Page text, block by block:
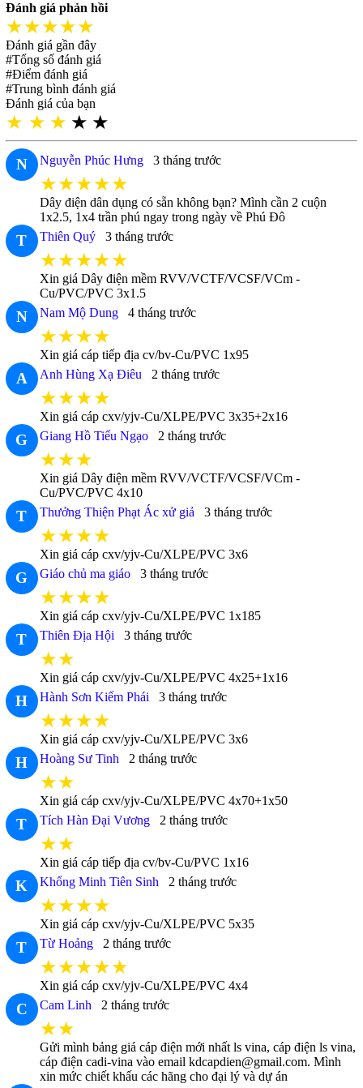
Đánh giá phản hồi
★★★★★
Đánh giá gần đây
#Tổng số đánh giá
#Điểm đánh giá
#Trung bình đánh giá
Đánh giá của bạn
★ ★ ★ ★ ★
N Nguyễn Phúc Hưng 3 tháng trước
★★★★★
Dây điện dân dụng có sẵn không bạn? Mình cần 2 cuộn
1x2.5, 1x4 trần phú ngay trong ngày về Phú Đô
T Thiên Quý 3 tháng trước
★★★★★
Xin giá Dây điện mềm RVV/VCTF/VCSF/VCm -
Cu/PVC/PVC 3x1.5
N Nam Mộ Dung 4 tháng trước
★★★★
Xin giá cáp tiếp địa cv/bv-Cu/PVC 1x95
A Anh Hùng Xạ Điêu 2 tháng trước
★★★★
Xin giá cáp cxv/yjv-Cu/XLPE/PVC 3x35+2x16
G Giang Hồ Tiếu Ngạo 2 tháng trước
★★★
Xin giá Dây điện mềm RVV/VCTF/VCSF/VCm -
Cu/PVC/PVC 4x10
T Thưởng Thiện Phạt Ác xử giả 3 tháng trước
★★★★
Xin giá cáp cxv/yjv-Cu/XLPE/PVC 3x6
G Giáo chủ ma giáo 3 tháng trước
★★★★
Xin giá cáp cxv/yjv-Cu/XLPE/PVC 1x185
T Thiên Địa Hội 3 tháng trước
★★
Xin giá cáp cxv/yjv-Cu/XLPE/PVC 4x25+1x16
H Hành Sơn Kiếm Phái 3 tháng trước
★★★★
Xin giá cáp cxv/yjv-Cu/XLPE/PVC 3x6
H Hoàng Sư Tinh 2 tháng trước
★★
Xin giá cáp cxv/yjv-Cu/XLPE/PVC 4x70+1x50
T Tích Hàn Đại Vương 2 tháng trước
★★
Xin giá cáp tiếp địa cv/bv-Cu/PVC 1x16
K Khổng Minh Tiên Sinh 2 tháng trước
★★★★
Xin giá cáp cxv/yjv-Cu/XLPE/PVC 5x35
T Từ Hoảng 2 tháng trước
★★★★★
Xin giá cáp cxv/yjv-Cu/XLPE/PVC 4x4
C Cam Linh 2 tháng trước
★★
Gửi mình bảng giá cáp điện mới nhất ls vina, cáp điện ls vina,
cáp điện cadi-vina vào email kdcapdien@gmail.com. Mình
xin mức chiết khấu các hãng cho đại lý và dự án